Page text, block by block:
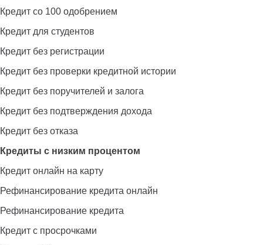
Кредит со 100 одобрением
Кредит для студентов
Кредит без регистрации
Кредит без проверки кредитной истории
Кредит без поручителей и залога
Кредит без подтверждения дохода
Кредит без отказа
Кредиты с низким процентом
Кредит онлайн на карту
Рефинансирование кредита онлайн
Рефинансирование кредита
Кредит с просрочками